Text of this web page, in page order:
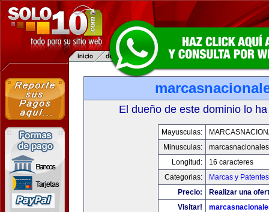
El dueño de este dominio lo
Mayusculas:
Minusculas:
Longitud:
16 caracteres
Categorias:
Marcas y Patentes
Precio:
Realizar una
Visitar!